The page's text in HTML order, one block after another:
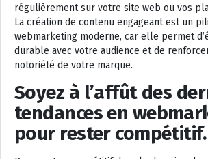
régulièrement sur votre site web ou vos
La création de contenu engageant est un
webmarketing moderne, car elle permet
durable avec votre audience et de
notoriété de votre marque.
Soyez à l’affût des
tendances en
pour rester compétitif.